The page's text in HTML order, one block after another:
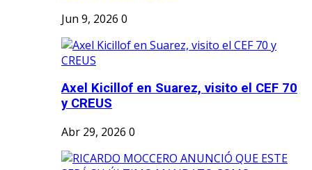
Jun 9, 2026 0
Axel Kicillof en Suarez, visito el CEF 70
y CREUS
Abr 29, 2026 0